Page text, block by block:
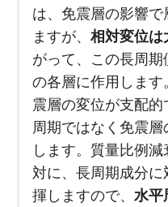
は、免震層の影響で
ますが、 相対変位は
がって、この長周
の各層に作用しま
震層の変位が支配
周期ではなく免震
します。質量比例
対に、長周期成分
揮しますので、 水平